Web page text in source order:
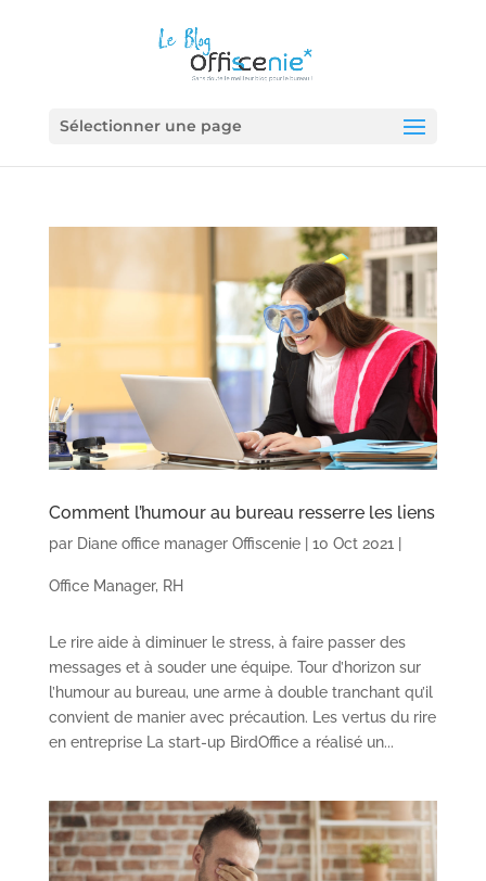
Sélectionner une page
Comment l’humour au bureau resserre les liens
par Diane office manager Offiscenie| 10 Oct 2021
Office Manager, RH
Le rire aide à diminuer le stress, à faire passer des
messages et à souder une équipe. Tour d’horizon sur
l’humour au bureau, une arme à double tranchant qu’il
convient de manier avec précaution. Les vertus du rire
en entreprise La start-up BirdOffice a réalisé un...